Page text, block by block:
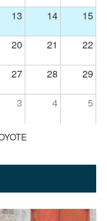
13 14
15
20 21
22
27 28
29
3 4 5